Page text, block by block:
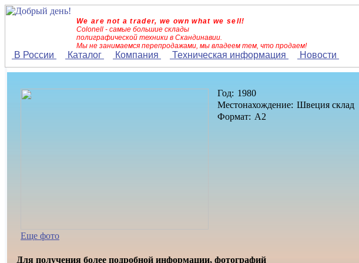
We are not a trader, we own what we sell!
Colonell - самые большие склады
полиграфической техники в Скандинавии.
Мы не занимаемся перепродажами, мы владеем тем, что продаем!
В России Каталог Компания Техническая информация Новости
Еще фото
Год: 1980
Местонахождение: Швеция склад
Формат: A2
Для получения более подробной информации, фотографий